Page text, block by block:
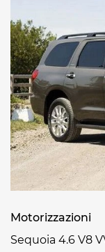
Motorizzazioni
Sequoia 4.6 V8